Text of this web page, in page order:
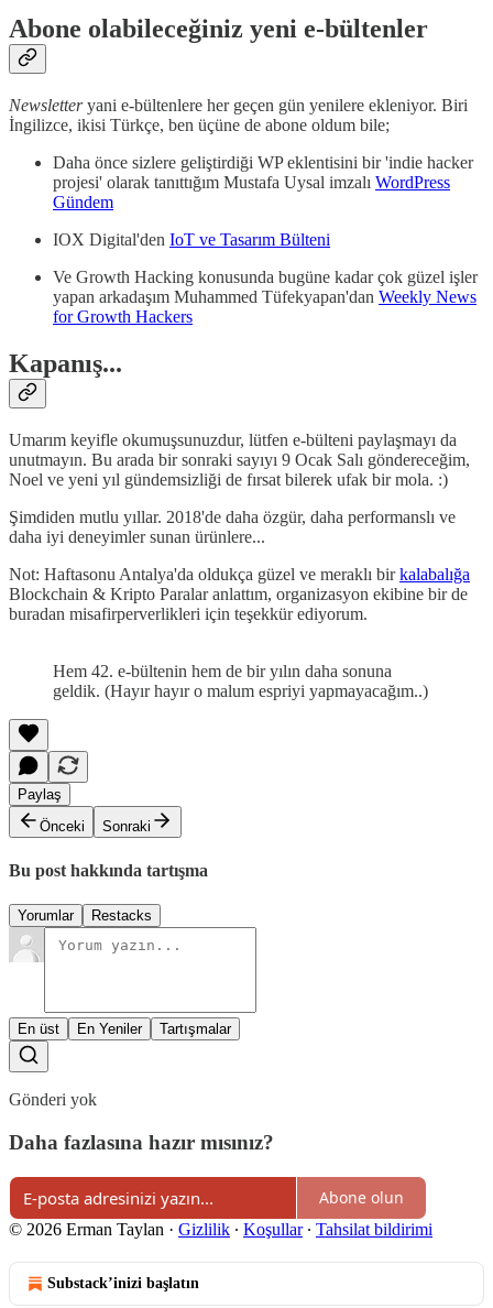
Abone olabileceğiniz yeni e-bültenler
Newsletteryani e-bültenlere her geçen gün yenilere ekleniyor. Biri
İngilizce, ikisi Türkçe, ben üçüne de abone oldum bile;
Daha önce sizlere geliştirdiği WP eklentisini bir 'indie hacker
projesi' olarak tanıttığım Mustafa Uysal imzalı WordPress
Gündem
IOX Digital'den IoT ve Tasarım Bülteni
Ve Growth Hacking konusunda bugüne kadar çok güzel işler
yapan arkadaşım Muhammed Tüfekyapan'dan Weekly News
for Growth Hackers
Kapanış...
Umarım keyifle okumuşsunuzdur, lütfen e-bülteni paylaşmayı da
unutmayın. Bu arada bir sonraki sayıyı 9 Ocak Salı göndereceğim,
Noel ve yeni yıl gündemsizliği de fırsat bilerek ufak bir mola. :)
Şimdiden mutlu yıllar. 2018'de daha özgür, daha performanslı ve
daha iyi deneyimler sunan ürünlere...
Not: Haftasonu Antalya'da oldukça güzel ve meraklı birkalabalığa
Blockchain & Kripto Paralar anlattım, organizasyon ekibine bir de
buradan misafirperverlikleri için teşekkür ediyorum.
Hem 42. e-bültenin hem de bir yılın daha sonuna
geldik. (Hayır hayır o malum espriyi yapmayacağım..)
Paylaş
Önceki
Sonraki
Bu post hakkında tartışma
Yorumlar Restacks
En üst En Yeniler Tartışmalar
Gönderi yok
Daha fazlasına hazır mısınız?
Abone olun
© 2026 Erman Taylan · Gizlilik ∙ Koşullar∙ Tahsilat bildirimi
Substack’inizi başlatın